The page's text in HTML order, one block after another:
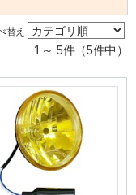
替え
1 ～ 5件（5件中）